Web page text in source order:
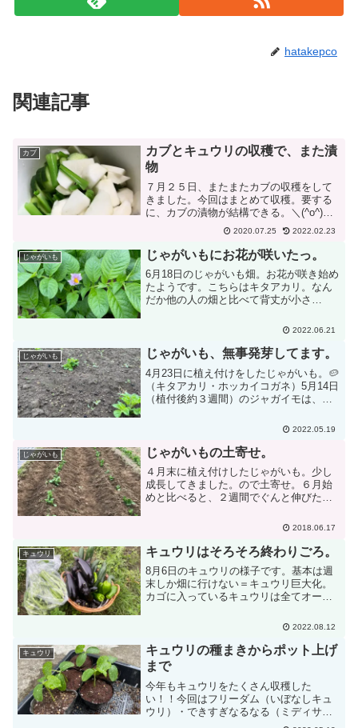
hatakepco
関連記事
カブ
カブとキュウリの収穫で、また漬
物
７月２５日、またまたカブの収穫をして
きました。今回はまとめて収穫。要する
に、カブの漬物が結構できる。＼(^o^)
／ 同じく収穫してきたミニキュウリ。大
量に実をつけていました、４株で２６
本。株も疲れたのか枯れ始めてます。
😓 この「ゲランドの塩...
2020.07.25 2022.02.23
じゃがいも じゃがいもにお花が咲いたっ。
6月18日のじゃがいも畑。お花が咲き始め
たようです。こちらはキタアカリ。なん
だか他の人の畑と比べて背丈が小さ
大丈夫かな？早く揚げて食べたい。とに
🥔本格的な収穫は8月前後...
2022.06.21
じゃがいも じゃがいも、無事発芽してます。
4月23日に植え付けをしたじゃがいも。🥔
（キタアカリ・ホッカイコガネ）5月14日
（植付後約３週間）のジャガイモは、こ
ています。🤗 左がキタアカリ、右がホ
ッカイコガネ。今年は２列のみです。そ
の他に緑に見える...
2022.05.19
じゃがいも じゃがいもの土寄せ。
４月末に植え付けしたじゃがいも。少し
成長してきました。ので土寄せ。６月始
めと比べると、２週間でぐんと伸びた感
をとったので、じゃがいもが、そんな伸
が・・・。横から見ると結構成長し...
2018.06.17
キュウリ キュウリはそろそろ終わりごろ。
8月6日のキュウリの様子です。基本は週
末しか畑に行けない＝キュウリ巨大化。
カゴに入っているキュウリは全てオーバ
れて終わり頃。それでもたくさん食べら
ら、収穫出来たら嬉しい...
2022.08.12
キュウリ
キュウリの種まきからポット上げ
まで
今年もキュウリをたくさん収穫した
い！！今回はフリーダム（いぼなしキュ
ウリ）・できすぎなるなる（ミディサイ
ズのキュウリ）の２種に挑戦。4月23日、